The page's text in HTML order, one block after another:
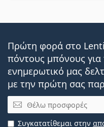
Πρώτη φορά στο
πόντους μπόνους
ενημερωτικό μας
με την πρώτη σας
Email
Συγκατατίθεμαι στην